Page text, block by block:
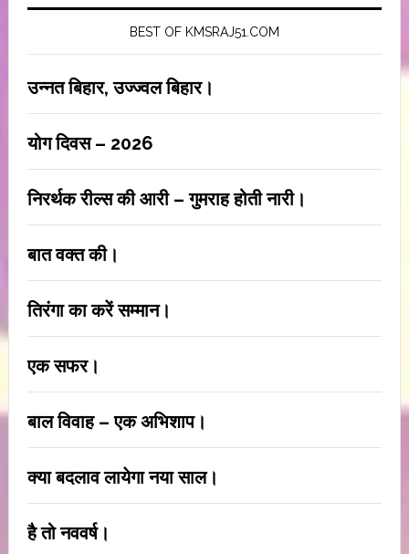
BEST OF KMSRAJ51.COM
उन्नत बिहार, उज्ज्वल बिहार।
योग दिवस – 2026
निरर्थक रील्स की आरी – गुमराह होती नारी।
बात वक्त की।
तिरंगा का करें सम्मान।
एक सफर।
बाल विवाह – एक अभिशाप।
क्या बदलाव लायेगा नया साल।
है तो नववर्ष।